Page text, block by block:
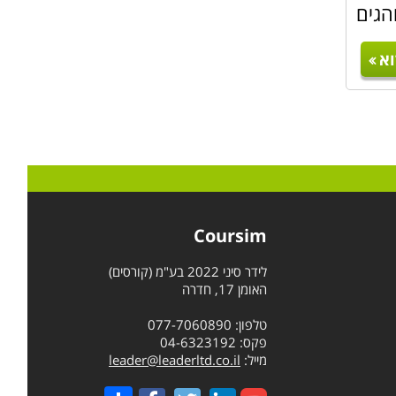
על
בכל
אלו
Coursim
לידר סיני 2022 בע"מ (קורסים)
האומן 17, חדרה
טלפון: 077-7060890
פקס: 04-6323192
מייל: leader@leaderltd.co.il